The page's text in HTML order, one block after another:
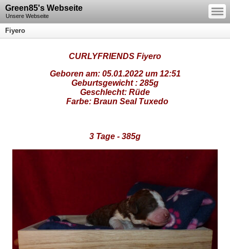
Green85's Webseite
Unsere Webseite
—
—
—
Fiyero
CURLYFRIENDS Fiyero
Geboren am: 05.01.2022 um 12:51
Geburtsgewicht : 285g
Geschlecht: Rüde
Farbe: Braun Seal Tuxedo
3 Tage - 385g